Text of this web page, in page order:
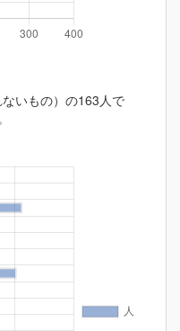
いもの）の163人で